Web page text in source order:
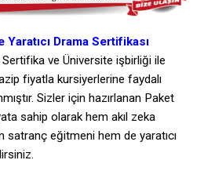
Yaratıcı Drama Sertifikası
ve Üniversite işbirliği ile
fiyatla kursiyerlerine faydalı
Sizler için hazırlanan Paket
sahip olarak hem akıl zeka
satranç eğitmeni hem de yaratıcı